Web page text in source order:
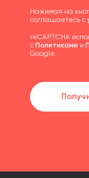
Нажимая на
соглашаетесь с
reCAPTCHA
с Политиками и
Google.